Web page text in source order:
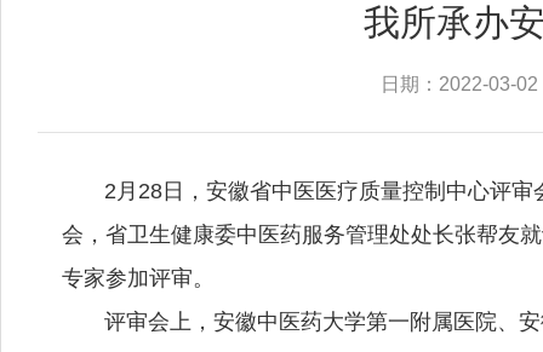
我所承办
日期：2022-03-02
2月28日，安徽省中医医疗质量控制中心评审
会，省卫生健康委中医药服务管理处处长张帮友
专家参加评审。
评审会上，安徽中医药大学第一附属医院、